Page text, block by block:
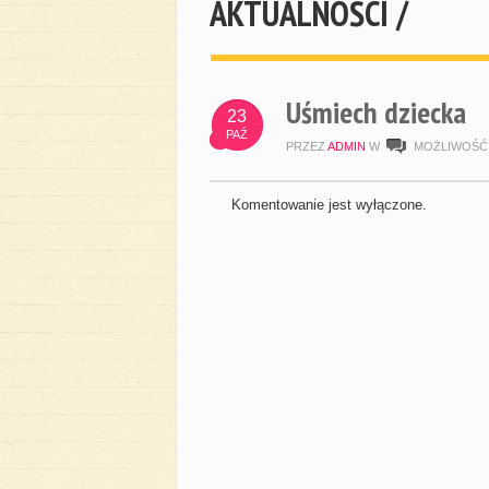
AKTUALNOŚCI /
23
PAŹ
Uśmiech dziecka
PRZEZ ADMIN W
Komentowanie jest wyłączone.